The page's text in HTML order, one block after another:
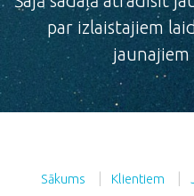
par izlaistajiem
Sākums Klientiem